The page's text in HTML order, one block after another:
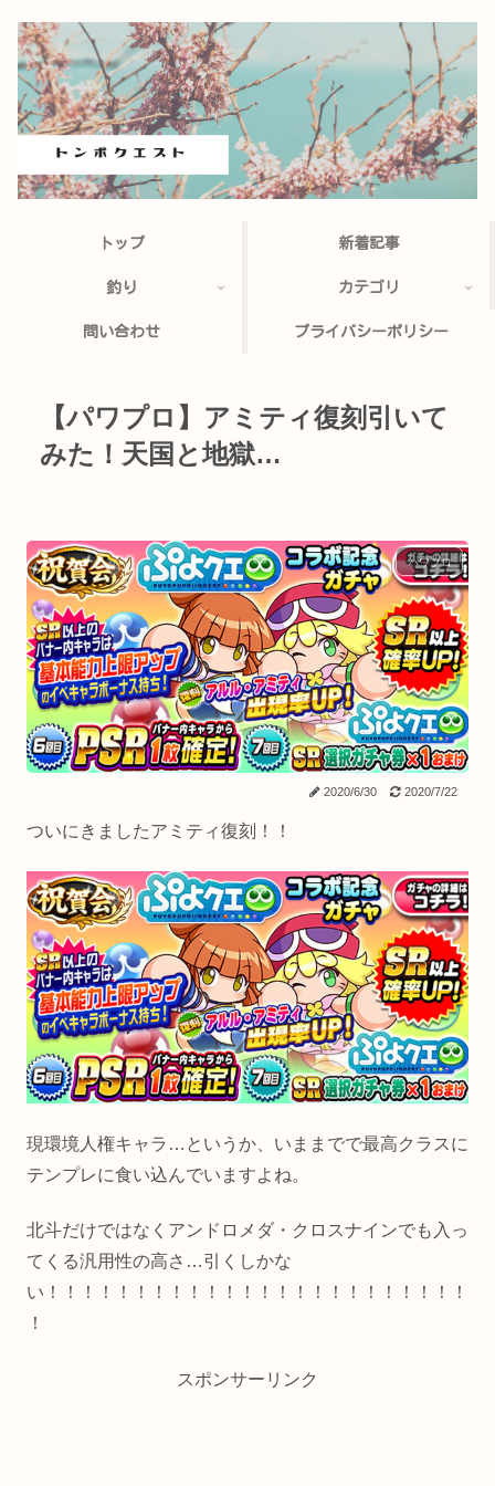
トップ 新着記事
釣り カテゴリ
問い合わせ プライバシーポリシー
【パワプロ】アミティ復刻引いて
みた！天国と地獄…
パワプロ
2020/6/30 2020/7/22
ついにきましたアミティ復刻！！
現環境人権キャラ…というか、いままでで最高クラスに
テンプレに食い込んでいますよね。
北斗だけではなくアンドロメダ・クロスナインでも入っ
てくる汎用性の高さ…引くしかな
い！！！！！！！！！！！！！！！！！！！！！！！！
！
スポンサーリンク